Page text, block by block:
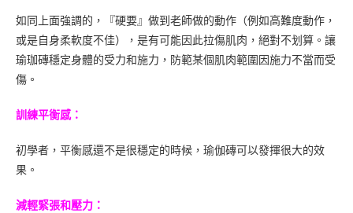
如同上面強調的，『硬要』做到老師做的動作（例如高難度動作，
或是自身柔軟度不佳），是有可能因此拉傷肌肉，絕對不划算。讓
瑜珈磚穩定身體的受力和施力，防範某個肌肉範圍因施力不當而受
傷。
訓練平衡感：
初學者，平衡感還不是很穩定的時候，瑜伽磚可以發揮很大的效
果。
減輕緊張和壓力：